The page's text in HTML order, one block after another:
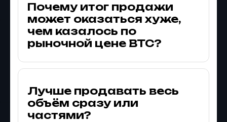
Почему итог продажи
может оказаться хуже,
чем казалось по
рыночной цене BTC?
Лучше продавать весь
объём сразу или
частями?